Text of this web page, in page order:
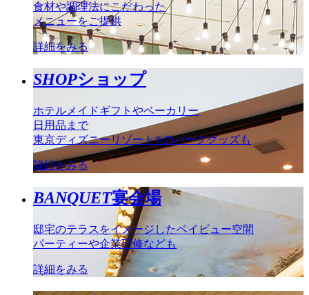
食材や調理法にこだわった
メニューをご提供
詳細をみる
SHOPショップ
ホテルメイドギフトやベーカリー
日用品まで
東京ディズニーリゾート®のパークグッズも
詳細をみる
BANQUET宴会場
邸宅のテラスをイメージしたベイビュー空間
パーティーや企業研修なども
詳細をみる